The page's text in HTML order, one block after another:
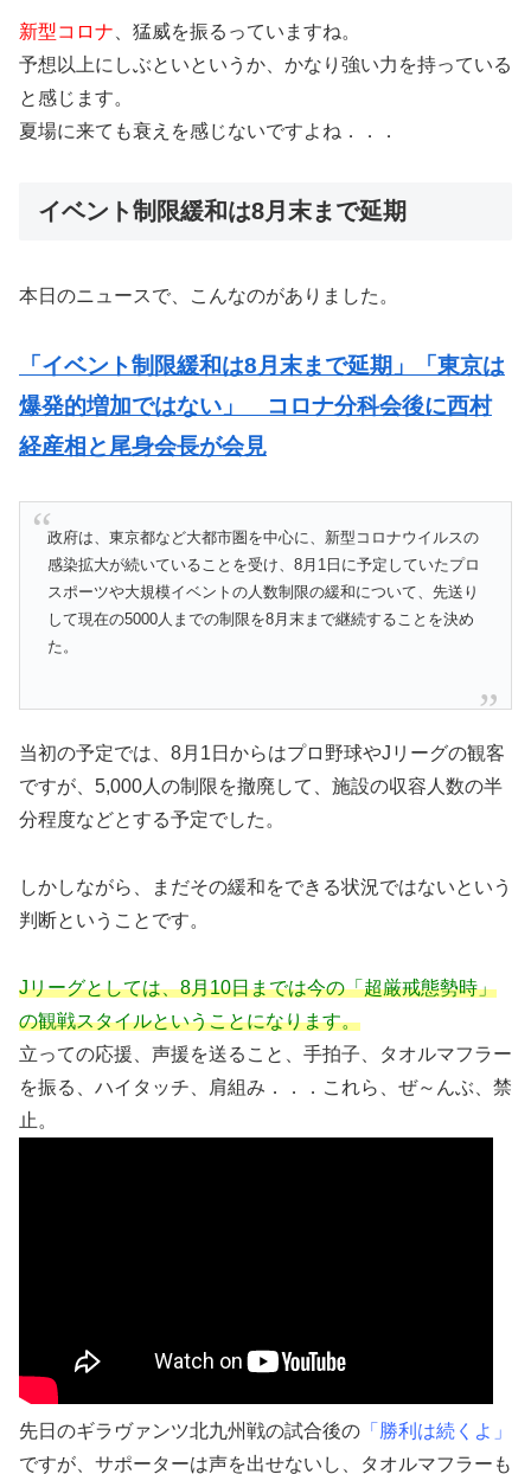
新型コロナ 、猛威を振るっていますね。
予想以上にしぶといというか、かなり強い力を持っている
と感じます。
夏場に来ても衰えを感じないですよね．．．
イベント制限緩和は8月末まで延期
本日のニュースで、こんなのがありました。
「イベント制限緩和は8月末まで延期」「東京は
爆発的増加ではない」 コロナ分科会後に西村
経産相と尾身会長が会見
政府は、東京都など大都市圏を中心に、新型コロナウイルスの
感染拡大が続いていることを受け、8月1日に予定していたプロ
スポーツや大規模イベントの人数制限の緩和について、先送り
して現在の5000人までの制限を8月末まで継続することを決め
た。
当初の予定では、8月1日からはプロ野球やJリーグの観客
ですが、5,000人の制限を撤廃して、施設の収容人数の半
分程度などとする予定でした。
しかしながら、まだその緩和をできる状況ではないという
判断ということです。
Jリーグとしては、8月10日までは今の「超厳戒態勢時」
の観戦スタイルということになります。
立っての応援、声援を送ること、手拍子、タオルマフラー
を振る、ハイタッチ、肩組み．．．これら、ぜ～んぶ、禁
止。
先日のギラヴァンツ北九州戦の試合後の 「勝利は続くよ」
ですが、サポーターは声を出せないし、タオルマフラーも